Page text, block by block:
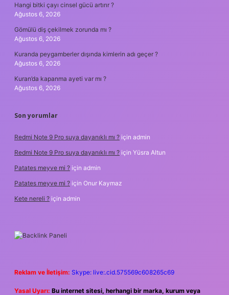
Hangi bitki çayı cinsel gücü artırır ?
Ağustos 6, 2026
Gömülü diş çekilmek zorunda mı ?
Ağustos 6, 2026
Kuranda peygamberler dışında kimlerin adı geçer ?
Ağustos 6, 2026
Kuran’da kapanma ayeti var mı ?
Ağustos 6, 2026
Son yorumlar
Redmi Note 9 Pro suya dayanıklı mı ? için admin
Redmi Note 9 Pro suya dayanıklı mı ? için Yüsra Altun
Patates meyve mi ? için admin
Patates meyve mi ? için Onur Kaymaz
Kete nereli ? için admin
Reklam ve İletişim: Skype: live:.cid.575569c608265c69
Yasal Uyarı: Bu internet sitesi, herhangi bir marka, kurum veya